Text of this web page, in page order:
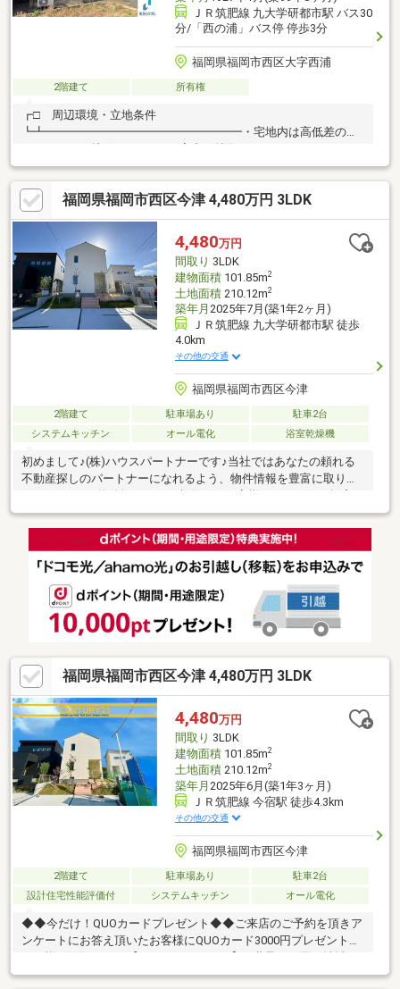
ＪＲ筑肥線 九大学研都市駅 バス30
分/「西の浦」バス停 停歩3分
福岡県福岡市西区大字西浦
2階建て 所有権
┏□ 周辺環境・立地条件
┗┻━━━━━━━━━━━━━━━━━・宅地内は高低差のな
いフラットな地形です。┏□ 室内の特徴
┗┻━━━━━━━━━━━━━━━━━・室内は丁寧にご使用
されています。・１F 76.32m2 ２F 31.96m2・５LDKタイプ市
街化調整区域ですが、再建築可。（「旧住宅地造成事業に関する
法律」に基づき造成された住宅地の為、住宅の再建築が可能）築
年数不明。調査中。
福岡県福岡市西区今津 4,480万円 3LDK
4,480万円
間取り 3LDK
建物面積101.85m2
土地面積210.12m2
築年月 2025年7月(築1年2ヶ月)
ＪＲ筑肥線 九大学研都市駅 徒歩
4.0km
その他の交通
福岡県福岡市西区今津
2階建て 駐車場あり
駐車2台
システムキッチン
オール電化 浴室乾燥機
初めまして♪(株)ハウスパートナーです♪当社ではあなたの頼れる
不動産探しのパートナーになれるよう、物件情報を豊富に取り扱
致します！☆物件のメリットだけでなく、デメリットなどの透明
性のある情報提供♪☆お客様に迅速で丁寧な対応を心掛けていま
す♪☆ご購入後もお客様が安心して取引できるようなアフターフ
ォロー♪＼当日のご見学も大歓迎／事前にご予約を頂けますと定休
金融機関とも提携しておりますので、住宅ローンにご不安な方、
過去にお断りをされた方、お気軽にご相談ください♪
福岡県福岡市西区今津 4,480万円 3LDK
4,480万円
間取り 3LDK
建物面積101.85m2
土地面積210.12m2
築年月 2025年6月(築1年3ヶ月)
ＪＲ筑肥線 今宿駅 徒歩4.3km
その他の交通
福岡県福岡市西区今津
2階建て 駐車場あり
駐車2台
設計住宅性能評価付
システムキッチン オール電化
◆◆今だけ！QUOカードプレゼント◆◆ご来店のご予約を頂きア
ンケートにお答え頂いたお客様にQUOカード3000円プレゼント！
１組様1回限りです♪【センチュリー２１】■ 世界85の国と地域
に、14000店舗、15万人もの営業スタッフ （2022年9月末時